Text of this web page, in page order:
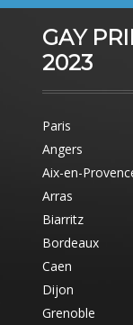
GAY
2023
Paris
Angers
Aix-en-
Arras
Biarritz
Bordeaux
Caen
Dijon
Grenoble